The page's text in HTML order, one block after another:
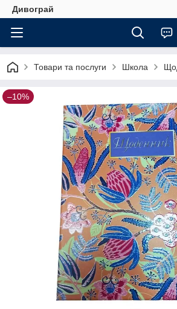
Дивограй
Товари та послуги Школа
–10%